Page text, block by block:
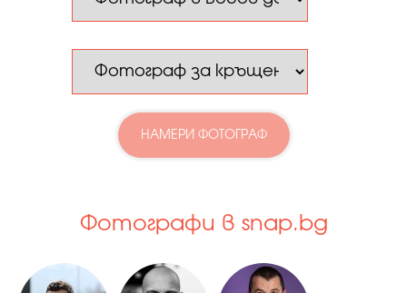
НАМЕРИ ФОТОГРАФ
Фотографи в snap.bg